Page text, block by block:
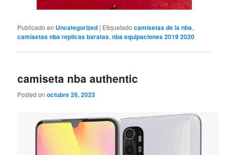
Publicado en Uncategorized | Etiquetado camisetas de la nba,
camisetas nba replicas baratas,nba equipaciones 2019 2020
camiseta nba authentic
Posted onoctubre 26, 2023